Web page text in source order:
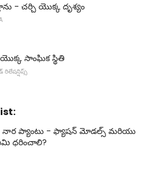
- చర్చి యొక్క దృశ్యం
యొక్క సాంఘిక స్థితి
ప్యాంటు - ఫ్యాషన్ మోడల్స్ మరియు
ధరించాలి?